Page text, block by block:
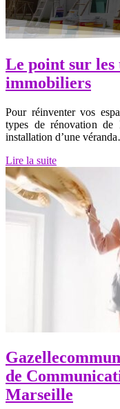
Le point sur les
immobiliers
Pour réinventer vos
types de rénovation de
installation d’une
Lire la suite
de
Marseille